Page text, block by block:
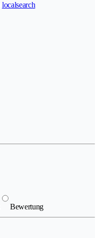
localsearch
Bewertung